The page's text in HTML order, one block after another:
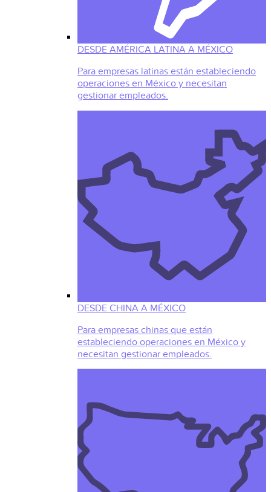
DESDE AMÉRICA LATINA A MÉXICO
Para empresas latinas están estableciendo
operaciones en México y necesitan
gestionar empleados.
DESDE CHINA A MÉXICO
Para empresas chinas que están
estableciendo operaciones en México y
necesitan gestionar empleados.